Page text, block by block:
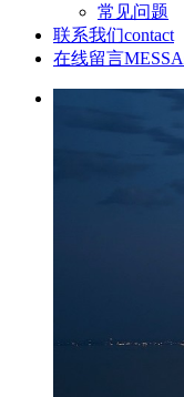
常见问题
联系我们contact
在线留言